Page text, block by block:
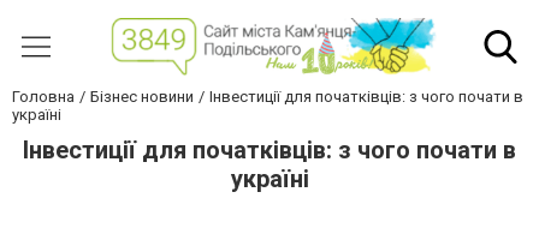
Головна Бізнес новини
Інвестиції для початківців: з чого почати в
україні
Інвестиції для початківців: з чого почати в
україні